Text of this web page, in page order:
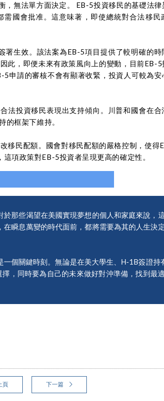
無法單方面決定。 EB-5投資移民的基礎法律
國會批准。這意味著，即使總統對合法移民
生效。該法案為EB-5項目提供了較明確的時
此，即便未來有政策風向上的變動，目前EB-5
申請的審核不會有顯著收緊，投資人可較為安
法投資移民表現出支持傾向。川普和國會在合
的框架下維持。
移民配額。國會對移民配額的嚴格控制，使得
項政策對EB-5投資者呈現更高的確定性。
那些渴望在美國實現夢想的個人和家庭來說，
瞬息萬變的時代面前，都將需要為其的人生決
個關鍵時刻。無論是在美大學生、H-1B簽證持
，同時要為自己的未來做好對沖準備，找到最
頁 下一篇